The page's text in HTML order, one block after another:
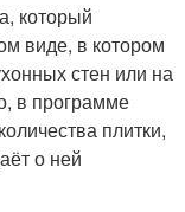
который
виде, в котором
стен или на
в программе
плитки,
о ней